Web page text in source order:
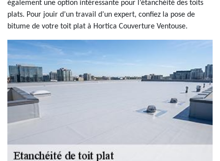
également une option intéressante pour l’étanchéité des toits
plats. Pour jouir d’un travail d’un expert, confiez la pose de
bitume de votre toit plat à Hortica Couverture Ventouse.